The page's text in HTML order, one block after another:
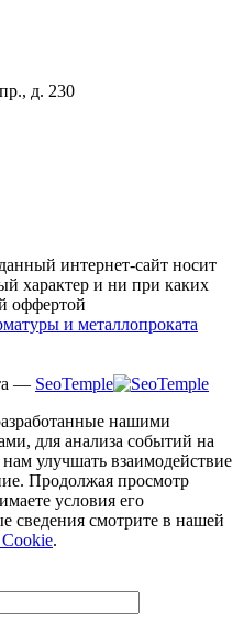
д. 230
интернет-сайт носит
характер и ни при каких
оффертой
и металлопроката
— SeoTemple
нашими
для анализа событий на
улучшать взаимодействие
Продолжая просмотр
условия его
сведения смотрите в нашей
.